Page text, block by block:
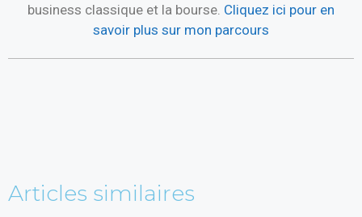
business classique et la bourse. Cliquez ici pour en
savoir plus sur mon parcours
Articles similaires